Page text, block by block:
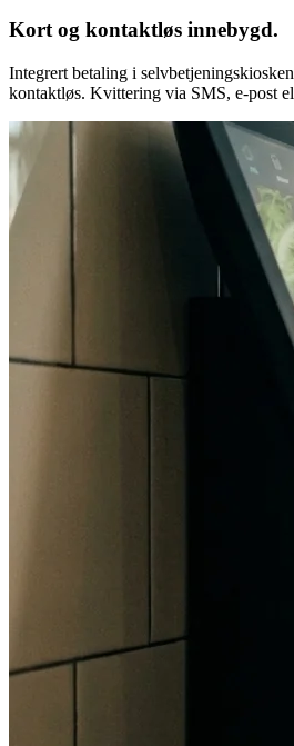
Kort og kontaktløs innebygd.
Integrert betaling i
kontaktløs. Kvittering via SMS, e-post